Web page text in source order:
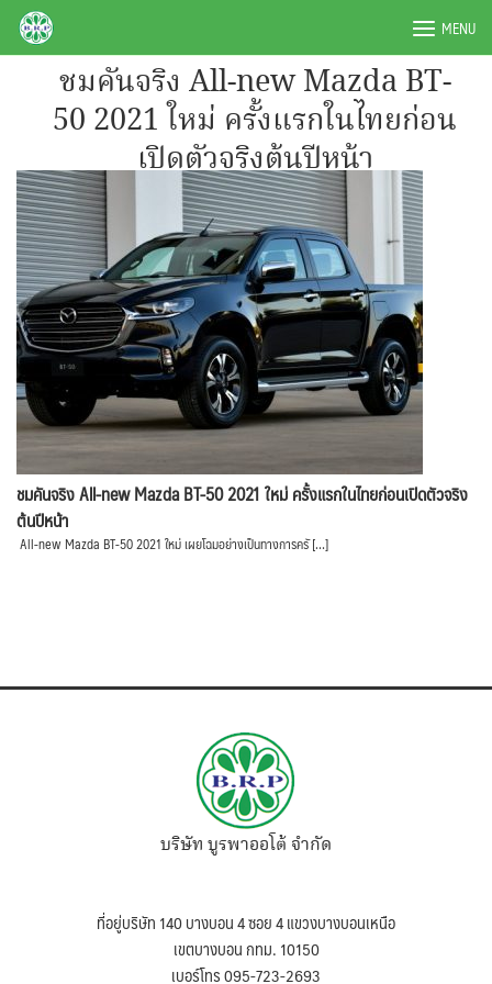
SkipBRPAUTO.COM MENU
ชมคันจริง All-new Mazda BT-
50 2021 ใหม่ ครั้งแรกในไทยก่อน
เปิดตัวจริงต้นปีหน้า
ชมคันจริง All-new Mazda BT-50 2021 ใหม่ ครั้งแรกในไทยก่อนเปิดตัวจริง
ต้นปีหน้า
All-new Mazda BT-50 2021 ใหม่ เผยโฉมอย่างเป็นทางการครั […]
บริษัท บูรพาออโต้ จำกัด
ที่อยู่บริษัท 140 บางบอน 4 ซอย 4 แขวงบางบอนเหนือ
เขตบางบอน กทม. 10150
เบอร์โทร 095-723-2693